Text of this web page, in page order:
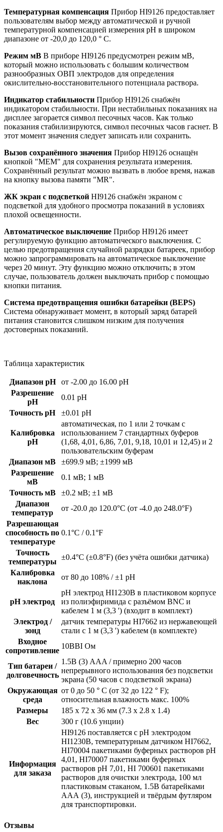
Температурная компенсация Прибор HI9126 предоставляет
пользователям выбор между автоматической и ручной
температурной компенсацией измерения рН в широком
диапазоне от -20,0 до 120,0 ° C.
Режим мВ В приборе HI9126 предусмотрен режим мВ,
который можно использовать с большим количеством
разнообразных ОВП электродов для определения
окислительно-восстановительного потенциала раствора.
Индикатор стабильности Прибор HI9126 снабжён
индикатором стабильности. При нестабильных показаниях на
дисплее загорается символ песочных часов. Как только
показания стабилизируются, символ песочных часов гаснет. В
этот момент значения следует записать или сохранить.
Вызов сохранённого значения Прибор HI9126 оснащён
кнопкой "МЕМ" для сохранения результата измерения.
Сохранённый результат можно вызвать в любое время, нажав
на кнопку вызова памяти "MR".
ЖК экран с подсветкой HI9126 снабжён экраном с
подсветкой для удобного просмотра показаний в условиях
плохой освещенности.
Автоматическое выключение Прибор HI9126 имеет
регулируемую функцию автоматического выключения. С
целью предотвращения случайной разрядки батареек, прибор
можно запрограммировать на автоматическое выключение
через 20 минут. Эту функцию можно отключить; в этом
случае, пользователь должен выключать прибор с помощью
кнопки питания.
Система предотвращения ошибки батарейки (BEPS)
Система обнаруживает момент, в который заряд батарей
питания становится слишком низким для получения
достоверных показаний.
Таблица характеристик
Диапазон рН
от -2.00 до 16.00 pH
Разрешение
рН
0.01 pH
Точность рН
±0.01 pH
Калибровка
рН
автоматическая, по 1 или 2 точкам с
использованием 7 стандартных буферов
(1,68, 4,01, 6,86, 7,01, 9,18, 10,01 и 12,45) и 2
пользовательским буферам
Диапазон мВ
±699.9 мВ; ±1999 мВ
Разрешение
мВ
0.1 мВ; 1 мВ
Точность мВ
±0.2 мВ; ±1 мВ
Диапазон
температур
от -20.0 до 120.0°C (от -4.0 до 248.0°F)
Разрешающая
способность по
температуре
0.1°C / 0.1°F
Точность
температуры
±0.4°C (±0.8°F) (без учёта ошибки датчика)
Калибровка
наклона
от 80 до 108% / ±1 pH
рН электрод
рН электрод HI1230B в пластиковом корпусе
из полиэфиримида с разъёмом BNC и
кабелем 1 м (3,3 ') (входит в комплект)
Электрод /
зонд
датчик температуры HI7662 из нержавеющей
стали с 1 м (3,3 ') кабелем (в комплекте)
Входное
сопротивление
10ВВІ Oм
Тип батареи /
долговечность
1.5В (3) AAA / примерно 200 часов
непрерывного использования без подсветки
экрана (50 часов с подсветкой экрана)
Окружающая
среда
от 0 до 50 ° C (от 32 до 122 ° F);
относительная влажность макс. 100%
Размеры
185 x 72 x 36 мм (7.3 x 2.8 x 1.4)
Вес
300 г (10.6 унции)
Информация
для заказа
HI9126 поставляется с рН электродом
HI1230B, температурным датчиком HI7662,
HI70004 пакетиками буферных растворов рН
4,01, HI70007 пакетиками буферных
растворов рН 7,01, HI 700601 пакетиками
растворов для очистки электрода, 100 мл
пластиковым стаканом, 1.5В батарейками
ААА (3), инструкцией и твёрдым футляром
для транспортировки.
Отзывы